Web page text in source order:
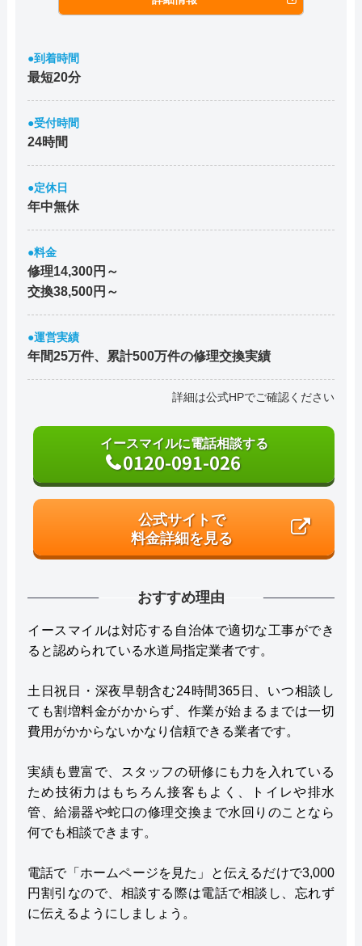
●到着時間
最短20分
●受付時間
24時間
●定休日
年中無休
●料金
修理14,300円～
交換38,500円～
●運営実績
年間25万件、累計500万件の修理交換実績
詳細は公式HPでご確認ください
イースマイルに電話相談する
0120-091-026
公式サイトで
料金詳細を見る
おすすめ理由
イースマイルは対応する自治体で適切な工事ができ
ると認められている水道局指定業者です。
土日祝日・深夜早朝含む24時間365日、いつ相談し
ても割増料金がかからず、作業が始まるまでは一切
費用がかからないかなり信頼できる業者です。
実績も豊富で、スタッフの研修にも力を入れている
ため技術力はもちろん接客もよく、トイレや排水
管、給湯器や蛇口の修理交換まで水回りのことなら
何でも相談できます。
電話で「ホームページを見た」と伝えるだけで3,000
円割引なので、相談する際は電話で相談し、忘れず
に伝えるようにしましょう。